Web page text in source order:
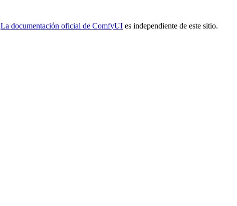
La documentación oficial de ComfyUI es independiente de este sitio.